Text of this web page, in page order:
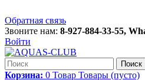
Обратная связь
Звоните нам: 8-927-884-33-55,
Войти
Поиск
Корзина: 0 Товар Товары (пусто)